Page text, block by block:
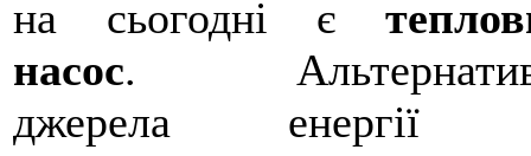
на сьогодні є
насос.
джерела енергії